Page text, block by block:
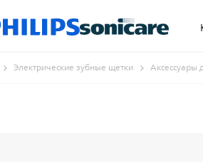
Электрические зубные щетки Аксессуары